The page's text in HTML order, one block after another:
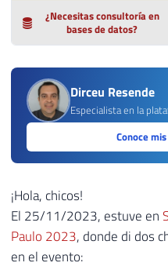
¿Necesitas consultoría en
bases de datos?
Dirceu Resende
Especialista en la
Conoce
¡Hola, chicos!
El 25/11/2023, estuve en
Paulo 2023, donde di dos
en el evento: